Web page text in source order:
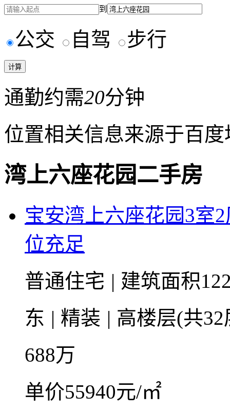
到
公交 自驾 步行
通勤约需20分钟
位置相关信息来源于百
湾上六座花园二手房
宝安湾上六座花园3室
位充足
普通住宅 | 建筑面积
东 | 精装 | 高楼层(共
688万
单价55940元/㎡